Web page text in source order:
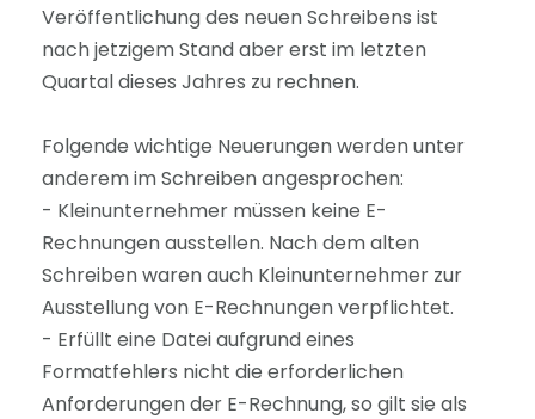
Veröffentlichung des neuen Schreibens ist
nach jetzigem Stand aber erst im letzten
Quartal dieses Jahres zu rechnen.
Folgende wichtige Neuerungen werden unter
anderem im Schreiben angesprochen:
- Kleinunternehmer müssen keine E-
Rechnungen ausstellen. Nach dem alten
Schreiben waren auch Kleinunternehmer zur
Ausstellung von E-Rechnungen verpflichtet.
- Erfüllt eine Datei aufgrund eines
Formatfehlers nicht die erforderlichen
Anforderungen der E-Rechnung, so gilt sie als